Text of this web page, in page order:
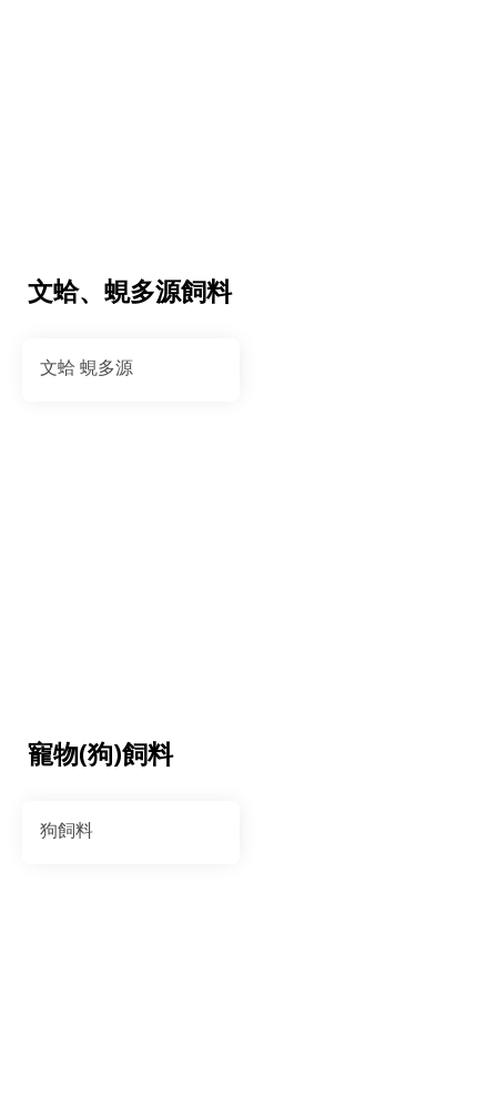
文蛤、蜆多源飼料
文蛤 蜆多源
寵物(狗)飼料
狗飼料